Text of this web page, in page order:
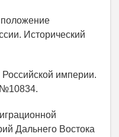
Исторический
империи.
Дальнего Востока